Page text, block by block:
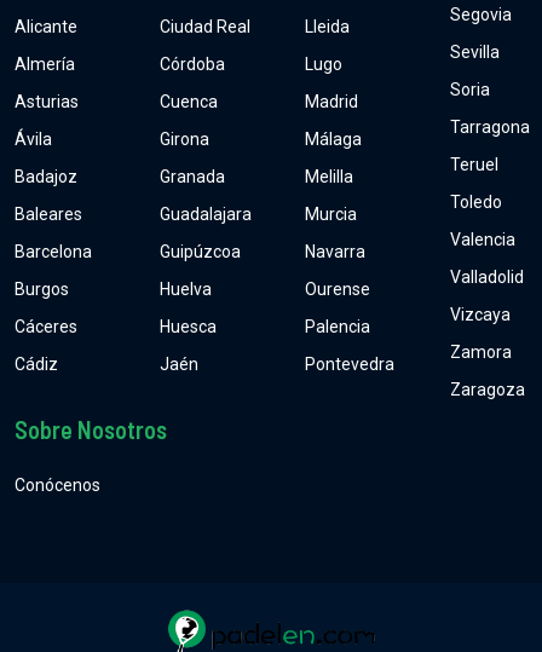
Alicante
Almería
Asturias
Ávila
Badajoz
Baleares
Barcelona
Burgos
Cáceres
Cádiz
Ciudad Real
Córdoba
Cuenca
Girona
Granada
Guadalajara
Guipúzcoa
Huelva
Huesca
Jaén
Lleida
Lugo
Madrid
Málaga
Melilla
Murcia
Navarra
Ourense
Palencia
Pontevedra
Segovia
Sevilla
Soria
Tarragona
Teruel
Toledo
Valencia
Valladolid
Vizcaya
Zamora
Zaragoza
Sobre Nosotros
Conócenos